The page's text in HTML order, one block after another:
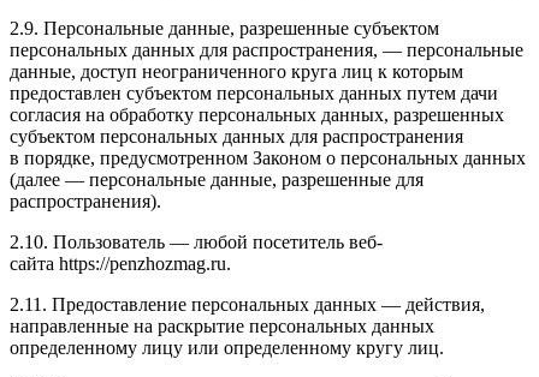
2.9. Персональные данные, разрешенные субъектом
персональных данных для распространения, — персональные
данные, доступ неограниченного круга лиц к которым
предоставлен субъектом персональных данных путем дачи
согласия на обработку персональных данных, разрешенных
субъектом персональных данных для распространения
в порядке, предусмотренном Законом о персональных данных
(далее — персональные данные, разрешенные для
распространения).
2.10. Пользователь — любой посетитель веб-
сайта https://penzhozmag.ru.
2.11. Предоставление персональных данных — действия,
направленные на раскрытие персональных данных
определенному лицу или определенному кругу лиц.